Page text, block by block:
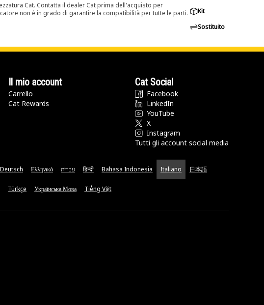
Cat. Contatta il dealer Cat prima dell'acquisto per
non è in grado di garantire la compatibilità per tutte le parti.
Kit
Sostituito
Il mio account
Carrello
Cat Rewards
Cat Social
Facebook
LinkedIn
YouTube
X
Instagram
Tutti gli account social media
Deutsch Ελληνικά עברית हिन्दी Bahasa Indonesia Italiano 日本語
Türkçe Українська Мова Tiếng Việt